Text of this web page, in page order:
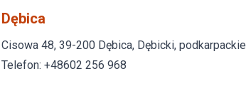
Dębica
Cisowa 48, 39-200 Dębica, Dębicki, podkarpackie
Telefon: +48602 256 968